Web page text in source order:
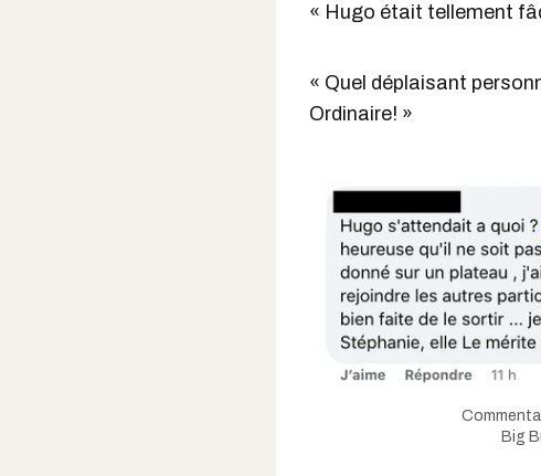
« Hugo était tellement
« Quel déplaisant
Ordinaire! »
Big